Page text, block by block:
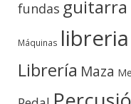
fundas guitarra
Máquinas
Librería Maza